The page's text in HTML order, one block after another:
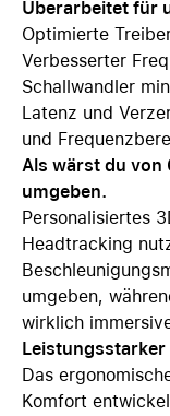
Überarbeitet für
Optimierte
Verbesserter
Schallwandler
Latenz und
und
Als wärst du von
umgeben.
Personalisiertes
Headtracking
umgeben,
wirklich
Das
Komfort